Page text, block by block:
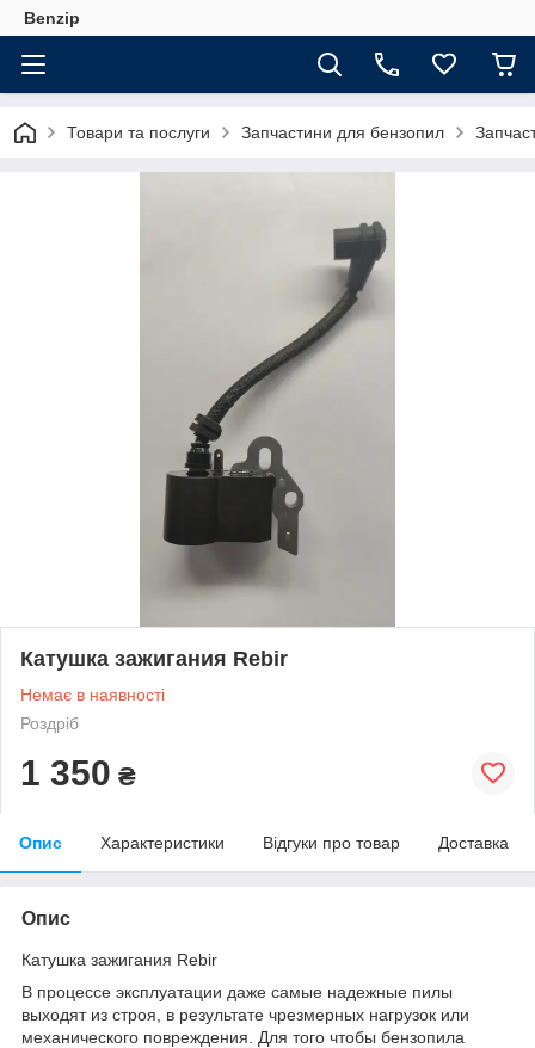
Benzip
Товари та послуги Запчастини для бензопил
Катушка зажигания Rebir
Немає в наявності
Роздріб
1 350 ₴
Опис Характеристики Відгуки про товар Доставка
Опис
Катушка зажигания Rebir
В процессе эксплуатации даже самые надежные пилы
выходят из строя, в результате чрезмерных нагрузок или
механического повреждения. Для того чтобы бензопила